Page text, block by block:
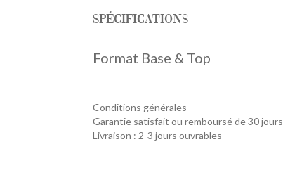
Spécifications
Format Base & Top
Conditions générales
Garantie satisfait ou remboursé de 30 jours
Livraison : 2-3 jours ouvrables